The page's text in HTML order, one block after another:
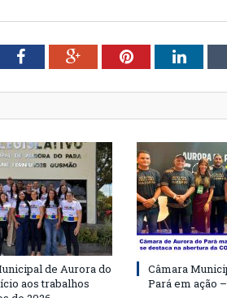
FacebookGoogle+Pinterest
de Aurora do
aos trabalhos
Câmara
Pará em ação